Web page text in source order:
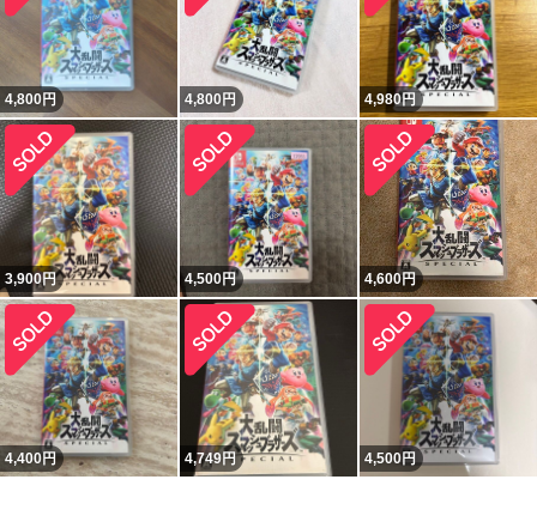
4,800円 4,800円 4,980円
3,900円 4,500円 4,600円
4,400円 4,749円 4,500円